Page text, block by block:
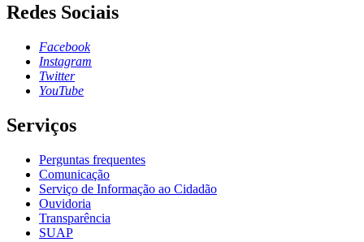
Redes Sociais
Facebook
Instagram
Twitter
YouTube
Serviços
Perguntas frequentes
Comunicação
Serviço de Informação ao Cidadão
Ouvidoria
Transparência
SUAP